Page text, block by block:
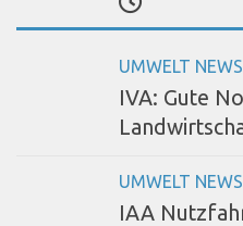
UMWELT NEWS
IVA: Gute
UMWELT NEWS
IAA